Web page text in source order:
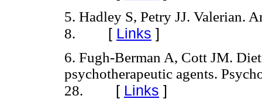
5. Hadley S, Petry JJ. Valerian.
8. [ Links ]
6. Fugh-Berman A, Cott JM.
psychotherapeutic agents.
28. [ Links ]